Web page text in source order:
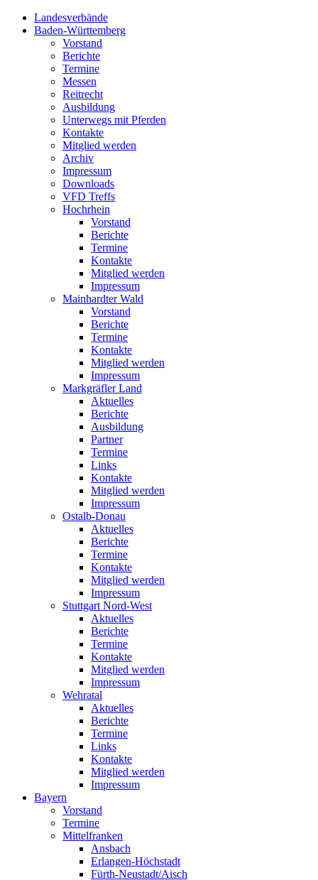
Landesverbände
Baden-Württemberg
Vorstand
Berichte
Termine
Messen
Reitrecht
Ausbildung
Unterwegs mit Pferden
Kontakte
Mitglied werden
Archiv
Impressum
Downloads
VFD Treffs
Hochrhein
Vorstand
Berichte
Termine
Kontakte
Mitglied werden
Impressum
Mainhardter Wald
Vorstand
Berichte
Termine
Kontakte
Mitglied werden
Impressum
Markgräfler Land
Aktuelles
Berichte
Ausbildung
Partner
Termine
Links
Kontakte
Mitglied werden
Impressum
Ostalb-Donau
Aktuelles
Berichte
Termine
Kontakte
Mitglied werden
Impressum
Stuttgart Nord-West
Aktuelles
Berichte
Termine
Kontakte
Mitglied werden
Impressum
Wehratal
Aktuelles
Berichte
Termine
Links
Kontakte
Mitglied werden
Impressum
Bayern
Vorstand
Termine
Mittelfranken
Ansbach
Erlangen-Höchstadt
Fürth-Neustadt/Aisch